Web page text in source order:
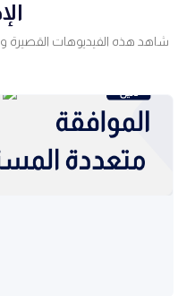
شاهد هذه الفيديوهات القصيرة